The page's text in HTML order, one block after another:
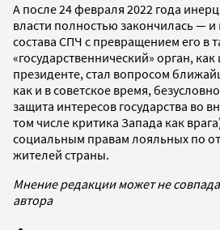
А после 24 февраля 2022 года
власти полностью закончилась — и
состава СПЧ с превращением его в
«государственнический» орган,
президенте, стал вопросом
как и в советское время,
защита интересов государства во
том числе критика Запада как
социальным правам лояльных по
жителей страны.
Мнение редакции может не
автора